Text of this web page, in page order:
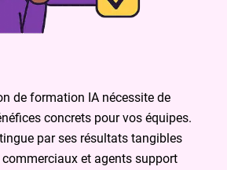
de formation IA nécessite de
concrets pour vos équipes.
par ses résultats tangibles
commerciaux et agents support